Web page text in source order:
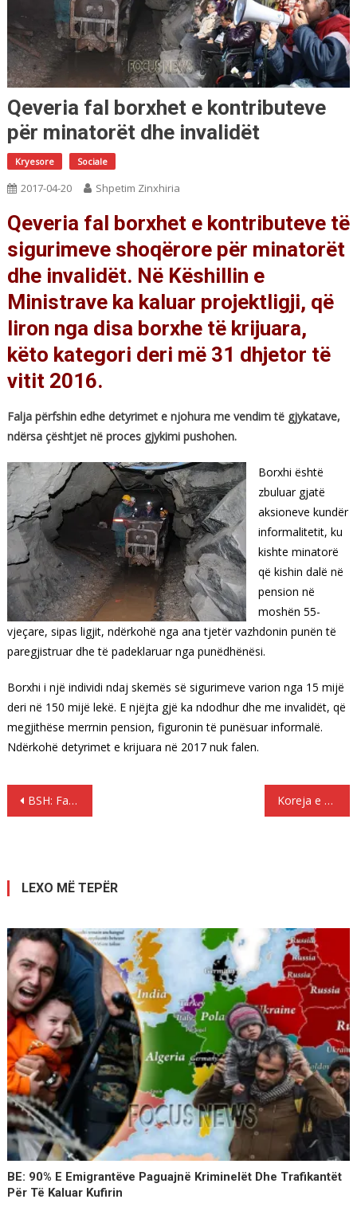
Qeveria fal borxhet e kontributeve
për minatorët dhe invalidët
Kryesore Sociale
2017-04-20 Shpetim Zinxhiria
Qeveria fal borxhet e kontributeve të
sigurimeve shoqërore për minatorët
dhe invalidët. Në Këshillin e
Ministrave ka kaluar projektligji, që
liron nga disa borxhe të krijuara,
këto kategori deri më 31 dhjetor të
vitit 2016.
Falja përfshin edhe detyrimet e njohura me vendim të gjykatave,
ndërsa çështjet në proces gjykimi pushohen.
Borxhi është
zbuluar gjatë
aksioneve kundër
informalitetit, ku
kishte minatorë
që kishin dalë në
pension në
moshën 55-
vjeçare, sipas ligjit, ndërkohë nga ana tjetër vazhdonin punën të
paregjistruar dhe të padeklaruar nga punëdhënësi.
Borxhi i një individi ndaj skemës së sigurimeve varion nga 15 mijë
deri në 150 mijë lekë. E njëjta gjë ka ndodhur dhe me invalidët, që
megjithëse merrnin pension, figuronin të punësuar informalë.
Ndërkohë detyrimet e krijuara në 2017 nuk falen.
Lëvizje
BSH: Familjet shqiptare rrisin huamarrjen në tregun e zi Koreja e Veriut kërcënon me “super-sulm të fuqishëm” SHBA-në
LEXO MË TEPËR
BE: 90% E Emigrantëve Paguajnë Kriminelët Dhe Trafikantët
Për Të Kaluar Kufirin